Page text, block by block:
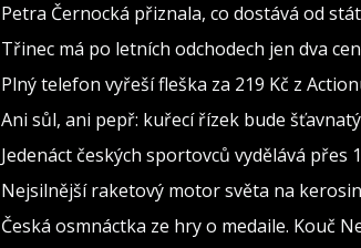
Petra Černocká přiznala, co dostává od
Třinec má po letních odchodech jen dva
Plný telefon vyřeší fleška za 219 Kč z
Ani sůl, ani pepř: kuřecí řízek bude
Jedenáct českých sportovců vydělává
Nejsilnější raketový motor světa na
Česká osmnáctka ze hry o medaile. Kouč